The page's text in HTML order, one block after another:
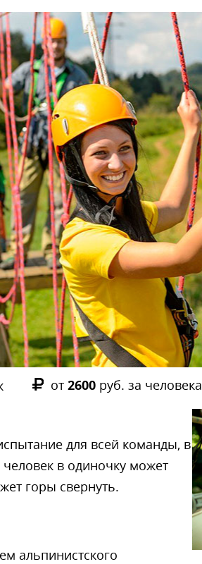
от 2600руб. за человека
для всей команды, в
человек в одиночку может
горы свернуть.
альпинистского